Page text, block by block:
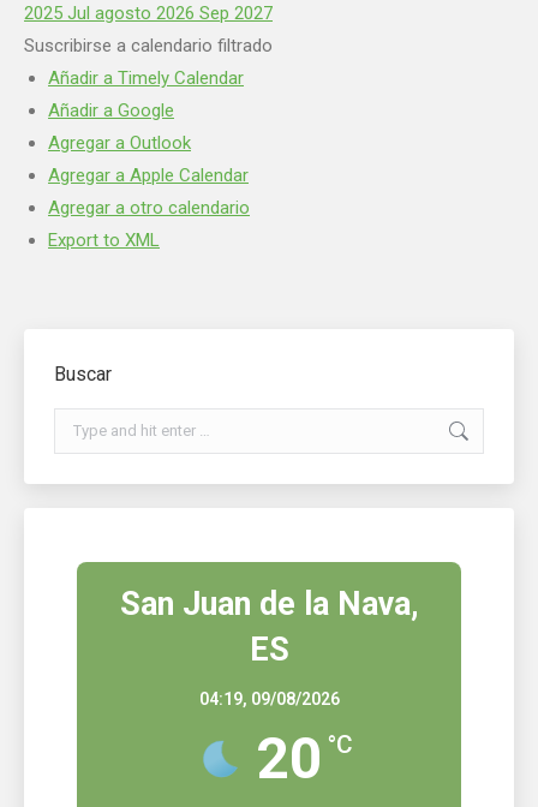
2025 Jul agosto 2026 Sep 2027
Suscribirse a calendario filtrado
Añadir a Timely Calendar
Añadir a Google
Agregar a Outlook
Agregar a Apple Calendar
Agregar a otro calendario
Export to XML
Buscar
Search:
San Juan de la Nava,
ES
04:19, 09/08/2026
20 °C